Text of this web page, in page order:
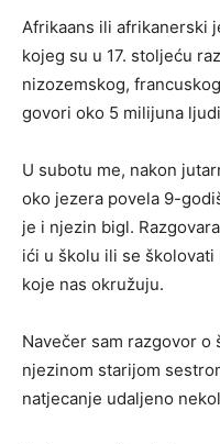
Afrikaans ili afrikanerski
kojeg su u 17. stoljeću
nizozemskog,
govori oko 5 milijuna
U subotu me, nakon
oko jezera povela 9-
je i njezin bigl.
ići u školu ili se
koje nas okružuju.
Navečer sam razgovor o
njezinom starijom
natjecanje udaljeno